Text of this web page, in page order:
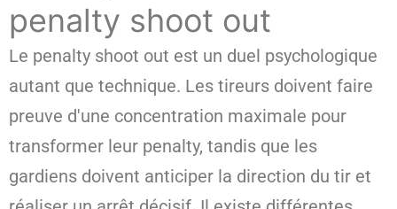
penalty shoot out
Le penalty shoot out est un duel psychologique
autant que technique. Les tireurs doivent faire
preuve d'une concentration maximale pour
transformer leur penalty, tandis que les
gardiens doivent anticiper la direction du tir et